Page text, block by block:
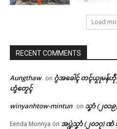
Load
RECENT COMMENTS
Aungthaw on ဂွံအခေါၚ် တၚ်ယၟုမန်ဟီု
ဟွံတၟေၚ်
winyanhtow-mintun on သၞာံ (၂၀၁
Eenda Monnya on အပ္ဍဲသၞာံ (၂၀၁၇)